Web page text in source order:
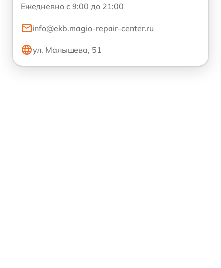
Ежедневно с 9:00 до 21:00
info@ekb.magio-repair-center.ru
ул. Малышева, 51